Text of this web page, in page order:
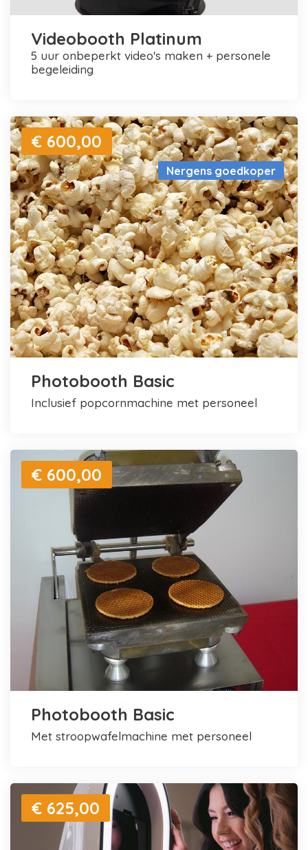
Videobooth Platinum
5 uur onbeperkt video's maken + personele
begeleiding
Nergens goedkoper
€ 600,00
Photobooth Basic
inclusief popcornmachine met personeel
€ 600,00
Photobooth Basic
met stroopwafelmachine met personeel
€ 625,00